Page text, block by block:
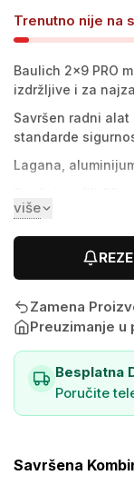
Trenutno nije na
Baulich 2x9 PRO
izdržljive i za
Savršen radni
standarde
Lagana,
Mogućnost
stojećem položaju
Protivklizne
Dodatni odbojnici
Čvrste kuke i
merdevina u
TÜV Rheinland
Dužina sklopljenih
više
Zamena
Preuzimanje
Besplatna
Poručite
Savršena